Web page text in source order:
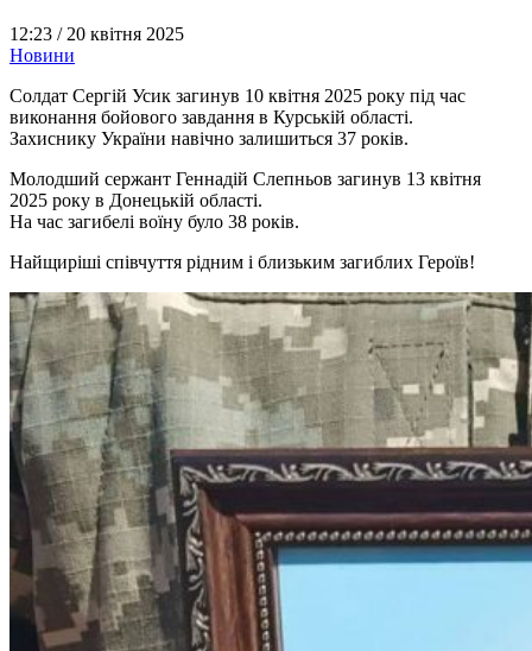
12:23 / 20 квітня 2025
Новини
Солдат Сергій Усик загинув 10 квітня 2025 року під час
виконання бойового завдання в Курській області.
Захиснику України навічно залишиться 37 років.
Молодший сержант Геннадій Слепньов загинув 13 квітня
2025 року в Донецькій області.
На час загибелі воїну було 38 років.
Найщиріші співчуття рідним і близьким загиблих Героїв!